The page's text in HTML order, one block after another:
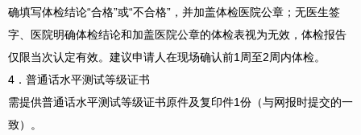
确填写体检结论“合格”或“不合格”，并加盖体检医院公章；无医生签
字、医院明确体检结论和加盖医院公章的体检表视为无效，体检报告
仅限当次认定有效。建议申请人在现场确认前1周至2周内体检。
4．普通话水平测试等级证书
需提供普通话水平测试等级证书原件及复印件1份（与网报时提交的一
致）。